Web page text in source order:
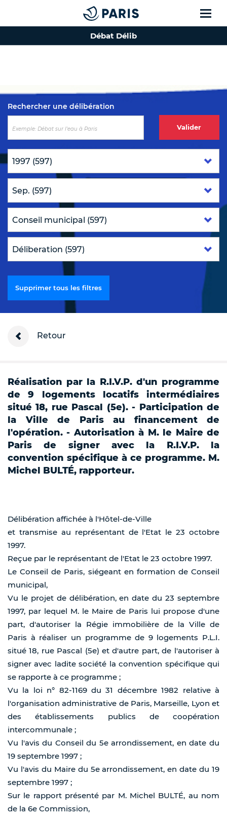
Top of the page
Débat Délib
Rechercher une délibération
Valider
Supprimer tous les filtres
Retour
Réalisation par la R.I.V.P. d'un programme
de 9 logements locatifs intermédiaires
situé 18, rue Pascal (5e). - Participation de
la Ville de Paris au financement de
l'opération. - Autorisation à M. le Maire de
Paris de signer avec la R.I.V.P. la
convention spécifique à ce programme. M.
Michel BULTÉ, rapporteur.
Délibération affichée à l'Hôtel-de-Ville
et transmise au représentant de l'Etat le 23 octobre
1997.
Reçue par le représentant de l'Etat le 23 octobre 1997.
Le Conseil de Paris, siégeant en formation de Conseil
municipal,
Vu le projet de délibération, en date du 23 septembre
1997, par lequel M. le Maire de Paris lui propose d'une
part, d'autoriser la Régie immobilière de la Ville de
Paris à réaliser un programme de 9 logements P.L.I.
situé 18, rue Pascal (5e) et d'autre part, de l'autoriser à
signer avec ladite société la convention spécifique qui
se rapporte à ce programme ;
Vu la loi n° 82-1169 du 31 décembre 1982 relative à
l'organisation administrative de Paris, Marseille, Lyon et
des établissements publics de coopération
intercommunale ;
Vu l'avis du Conseil du 5e arrondissement, en date du
19 septembre 1997 ;
Vu l'avis du Maire du 5e arrondissement, en date du 19
septembre 1997 ;
Sur le rapport présenté par M. Michel BULTÉ, au nom
de la 6e Commission,